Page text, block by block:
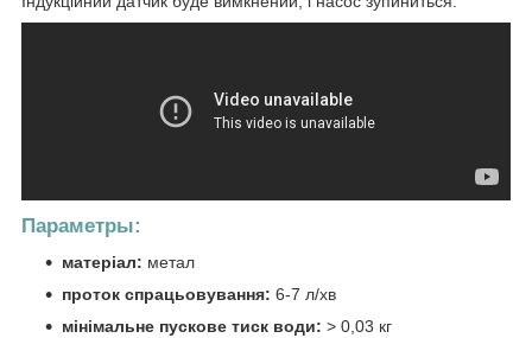
Параметры:
матеріал: метал
проток спрацьовування: 6-7 л/хв
мінімальне пускове тиск води: > 0,03 кг